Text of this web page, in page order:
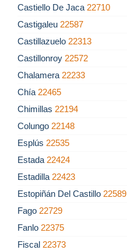
Castiello De Jaca 22710
Castigaleu 22587
Castillazuelo 22313
Castillonroy 22572
Chalamera 22233
Chía 22465
Chimillas 22194
Colungo 22148
Esplús 22535
Estada 22424
Estadilla 22423
Estopiñán Del Castillo 22589
Fago 22729
Fanlo 22375
Fiscal 22373